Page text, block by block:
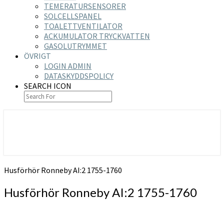
TEMERATURSENSORER
SOLCELLSPANEL
TOALETTVENTILATOR
ACKUMULATOR TRYCKVATTEN
GASOLUTRYMMET
ÖVRIGT
LOGIN ADMIN
DATASKYDDSPOLICY
SEARCH ICON
Husförhör Ronneby AI:2 1755-1760
Husförhör Ronneby AI:2 1755-1760